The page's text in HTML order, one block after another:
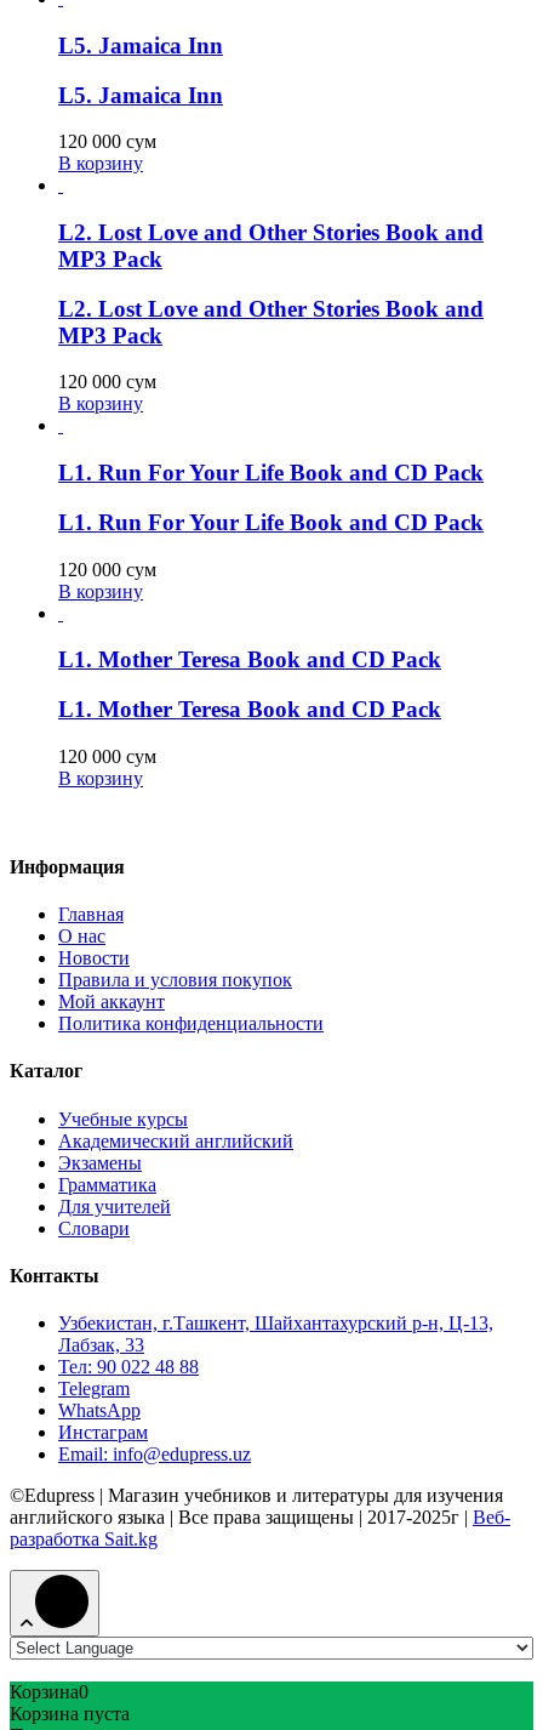
L5. Jamaica Inn
L5. Jamaica Inn
120 000 сум
В корзину
L2. Lost Love and Other Stories Book and
MP3 Pack
L2. Lost Love and Other Stories Book and
MP3 Pack
120 000 сум
В корзину
L1. Run For Your Life Book and CD Pack
L1. Run For Your Life Book and CD Pack
120 000 сум
В корзину
L1. Mother Teresa Book and CD Pack
L1. Mother Teresa Book and CD Pack
120 000 сум
В корзину
Информация
Главная
О нас
Новости
Правила и условия покупок
Мой аккаунт
Политика конфиденциальности
Каталог
Учебные курсы
Академический английский
Экзамены
Грамматика
Для учителей
Словари
Контакты
Узбекистан, г.Ташкент, Шайхантахурский р-н, Ц-13,
Лабзак, 33
Тел: 90 022 48 88
Telegram
WhatsApp
Инстаграм
Email: info@edupress.uz
©Edupress | Магазин учебников и литературы для изучения
английского языка | Все права защищены | 2017-2025г | Веб-
разработка Sait.kg
Корзина0
Корзина пуста